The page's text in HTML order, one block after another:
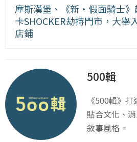
摩斯漢堡、《新・假面騎士
卡SHOCKER劫持門市，大舉
店鋪
500輯
《500輯》
貼合文化、
敘事風格。